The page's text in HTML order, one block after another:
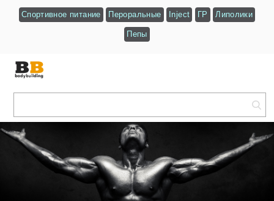
Спортивное питание Пероральные Inject ГР Липолики
Пепы